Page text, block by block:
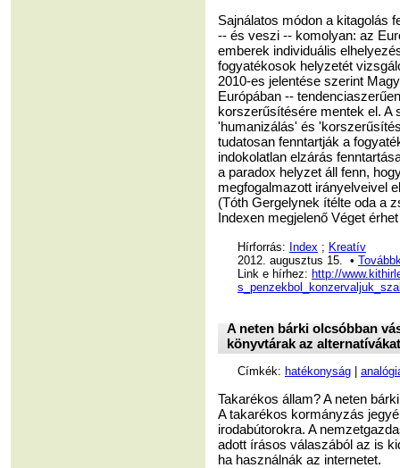
Sajnálatos módon a kitagolás
-- és veszi -- komolyan: az
emberek individuális
fogyatékosok helyzetét
2010-es jelentése szerint
Európában --
korszerűsítésére mentek el. A
'humanizálás' és
tudatosan fenntartják a
indokolatlan elzárás
a paradox helyzet áll fenn,
megfogalmazott irányelveivel
(Tóth Gergelynek ítélte oda a
Indexen megjelenő Véget
Hírforrás: Index ; Kreatív
2012. augusztus 15. •
Link e hírhez: http://
A neten bárki olcsóbban
könyvtárak az
Címkék: hatékonyság
Takarékos állam? A neten
A takarékos kormányzás
irodabútorokra. A
adott írásos válaszából az is
ha használnák az internetet.